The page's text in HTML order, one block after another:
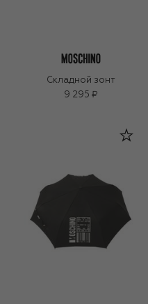
Складной зонт
9 295 ₽